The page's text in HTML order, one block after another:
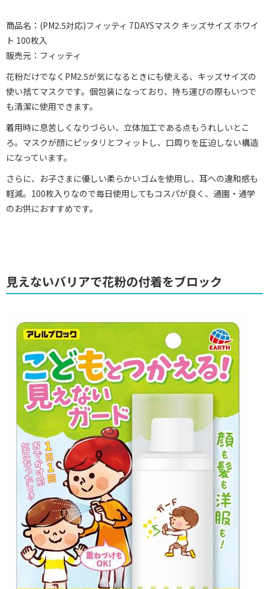
商品名：(PM2.5対応)フィッティ 7DAYSマスク キッズサイズ ホワイ
ト 100枚入
販売元：フィッティ
花粉だけでなくPM2.5が気になるときにも使える、キッズサイズの
使い捨てマスクです。個包装になっており、持ち運びの際もいつで
も清潔に使用できます。
着用時に息苦しくなりづらい、立体加工である点もうれしいとこ
ろ。マスクが顔にピッタリとフィットし、口周りを圧迫しない構造
になっています。
さらに、お子さまに優しい柔らかいゴムを使用し、耳への違和感も
軽減。100枚入りなので毎日使用してもコスパが良く、通園・通学
のお供におすすめです。
見えないバリアで花粉の付着をブロック